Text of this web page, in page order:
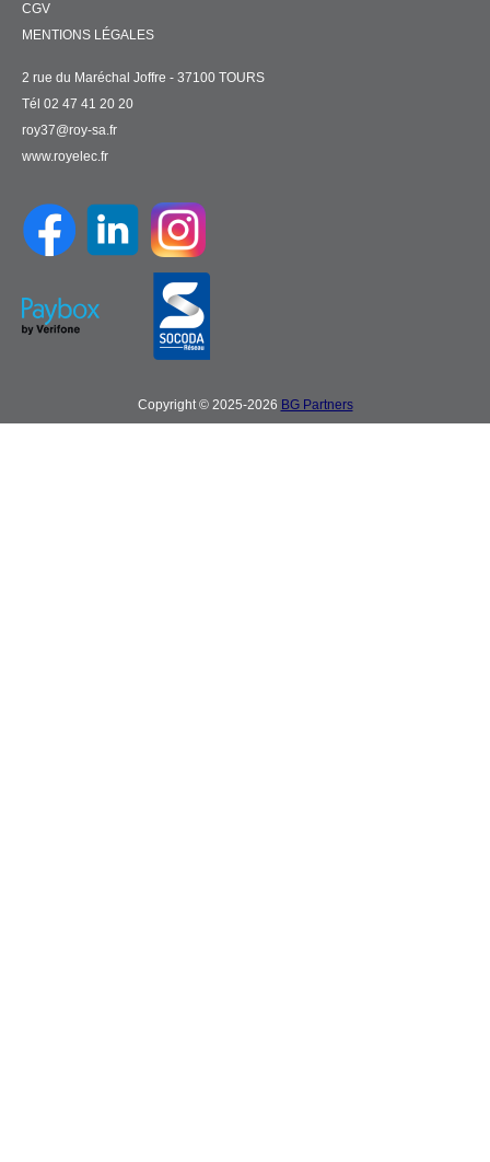
CGV
MENTIONS LÉGALES
2 rue du Maréchal Joffre - 37100 TOURS
Tél 02 47 41 20 20
roy37@roy-sa.fr
www.royelec.fr
Copyright © 2025-2026 BG Partners